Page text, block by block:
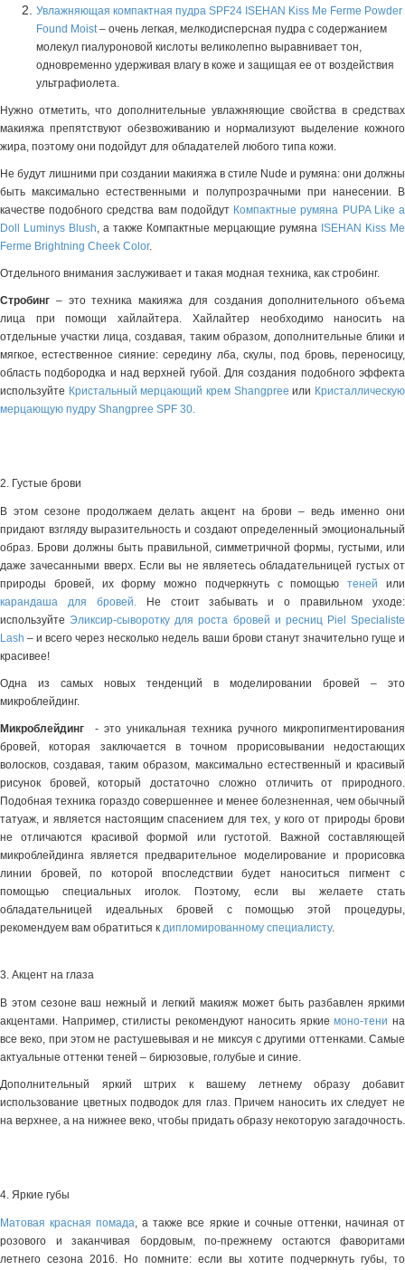
Увлажняющая компактная пудра SPF24 ISEHAN Kiss Me Ferme Powder
Found Moist– очень легкая, мелкодисперсная пудра с содержанием
молекул гиалуроновой кислоты великолепно выравнивает тон,
одновременно удерживая влагу в коже и защищая ее от воздействия
ультрафиолета.
Нужно отметить, что дополнительные увлажняющие свойства в средствах
макияжа препятствуют обезвоживанию и нормализуют выделение кожного
жира, поэтому они подойдут для обладателей любого типа кожи.
Не будут лишними при создании макияжа в стиле Nude и румяна: они должны
быть максимально естественными и полупрозрачными при нанесении. В
качестве подобного средства вам подойдут Компактные румяна PUPA Like a
Doll Luminys Blush, а также Компактные мерцающие румяна ISEHAN Kiss Me
Ferme Brightning Cheek Color.
Отдельного внимания заслуживает и такая модная техника, как стробинг.
Стробинг – это техника макияжа для создания дополнительного объема
лица при помощи хайлайтера. Хайлайтер необходимо наносить на
отдельные участки лица, создавая, таким образом, дополнительные блики и
мягкое, естественное сияние: середину лба, скулы, под бровь, переносицу,
область подбородка и над верхней губой. Для создания подобного эффекта
используйте Кристальный мерцающий крем Shangpree или Кристаллическую
мерцающую пудру Shangpree SPF 30.
2. Густые брови
В этом сезоне продолжаем делать акцент на брови – ведь именно они
придают взгляду выразительность и создают определенный эмоциональный
образ. Брови должны быть правильной, симметричной формы, густыми, или
даже зачесанными вверх. Если вы не являетесь обладательницей густых от
природы бровей, их форму можно подчеркнуть с помощьютеней или
карандаша для бровей.Не стоит забывать и о правильном уходе:
используйте Эликсир-сыворотку для роста бровей и ресниц Piel Specialiste
Lash – и всего через несколько недель ваши брови станут значительно гуще и
красивее!
Одна из самых новых тенденций в моделировании бровей – это
микроблейдинг.
Микроблейдинг
- это уникальная техника ручного микропигментирования
бровей, которая заключается в точном прорисовывании недостающих
волосков, создавая, таким образом, максимально естественный и красивый
рисунок бровей, который достаточно сложно отличить от природного.
Подобная техника гораздо совершеннее и менее болезненная, чем обычный
татуаж, и является настоящим спасением для тех, у кого от природы брови
не отличаются красивой формой или густотой. Важной составляющей
микроблейдинга является предварительное моделирование и прорисовка
линии бровей, по которой впоследствии будет наноситься пигмент с
помощью специальных иголок. Поэтому, если вы желаете стать
обладательницей идеальных бровей с помощью этой процедуры,
рекомендуем вам обратиться к дипломированному специалисту.
3. Акцент на глаза
В этом сезоне ваш нежный и легкий макияж может быть разбавлен яркими
акцентами. Например, стилисты рекомендуют наносить яркиемоно-тени на
все веко, при этом не растушевывая и не миксуя с другими оттенками. Самые
актуальные оттенки теней – бирюзовые, голубые и синие.
Дополнительный яркий штрих к вашему летнему образу добавит
использование цветных подводок для глаз. Причем наносить их следует не
на верхнее, а на нижнее веко, чтобы придать образу некоторую загадочность.
4. Яркие губы
Матовая красная помада, а также все яркие и сочные оттенки, начиная от
розового и заканчивая бордовым, по-прежнему остаются фаворитами
летнего сезона 2016. Но помните: если вы хотите подчеркнуть губы, то